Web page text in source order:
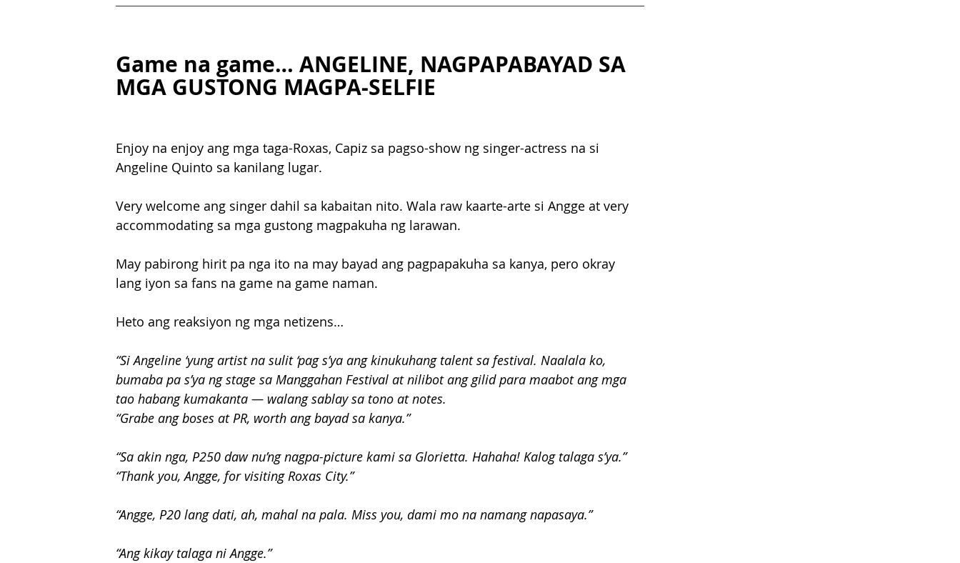
Game na game… ANGELINE, NAGPAPABAYAD SA
MGA GUSTONG MAGPA-SELFIE
Enjoy na enjoy ang mga taga-Roxas, Capiz sa pagso-show ng singer-actress na si
Angeline Quinto sa kanilang lugar.
Very welcome ang singer dahil sa kabaitan nito. Wala raw kaarte-arte si Angge at very
accommodating sa mga gustong magpakuha ng larawan.
May pabirong hirit pa nga ito na may bayad ang pagpapakuha sa kanya, pero okray
lang iyon sa fans na game na game naman.
Heto ang reaksiyon ng mga netizens…
“Si Angeline ‘yung artist na sulit ‘pag s’ya ang kinukuhang talent sa festival. Naalala ko,
bumaba pa s’ya ng stage sa Manggahan Festival at nilibot ang gilid para maabot ang mga
tao habang kumakanta — walang sablay sa tono at notes.
“Grabe ang boses at PR, worth ang bayad sa kanya.”
“Sa akin nga, P250 daw nu’ng nagpa-picture kami sa Glorietta. Hahaha! Kalog talaga s’ya.”
“Thank you, Angge, for visiting Roxas City.”
“Angge, P20 lang dati, ah, mahal na pala. Miss you, dami mo na namang napasaya.”
“Ang kikay talaga ni Angge.”